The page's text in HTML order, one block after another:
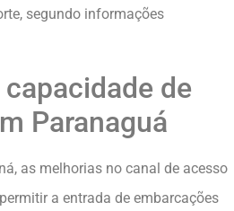
segundo informações
de
Paranaguá
as melhorias no canal de acesso
a entrada de embarcações